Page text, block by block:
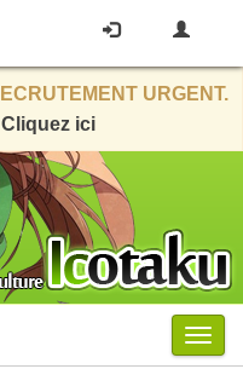
URGENT.
Cliquez ici
Menu